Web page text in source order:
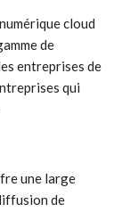
cloud
de
entreprises de
qui
une large
de